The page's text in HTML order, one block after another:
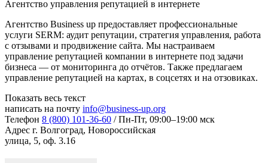
Агентство управления репутацией в интернете
Агентство Business up предоставляет профессиональные
услуги SERM: аудит репутации, стратегия управления, работа
с отзывами и продвижение сайта. Мы настраиваем
управление репутацией компании в интернете под задачи
бизнеса — от мониторинга до отчётов. Также предлагаем
управление репутацией на картах, в соцсетях и на отзовиках.
Показать весь текст
написать на почту info@business-up.org
Телефон 8 (800) 101-36-60 / Пн-Пт, 09:00–19:00 мск
Адрес г. Волгоград, Новороссийская
улица, 5, оф. 3.16